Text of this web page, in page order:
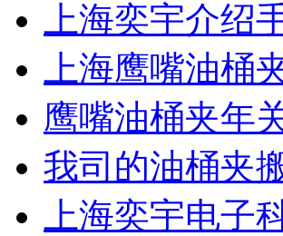
上海奕宇介
上海鹰嘴油
鹰嘴油桶夹年
我司的油桶夹
上海奕宇电